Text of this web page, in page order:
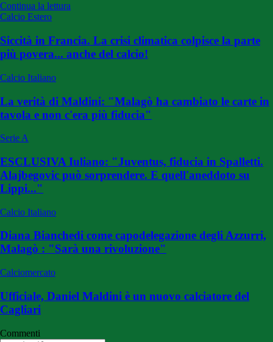
Continua la lettura
Calcio Estero
Siccità in Francia. La crisi climatica colpisce la parte
più povera... anche del calcio!
Calcio Italiano
La verità di Maldini: "Malagò ha cambiato le carte in
tavola e non c'era più fiducia"
Serie A
ESCLUSIVA Iuliano: "Juventus, fiducia in Spalletti.
Alajbegovic può sorprendere. E quell'aneddoto su
Lippi..."
Calcio Italiano
Diana Bianchedi come capodelegazione degli Azzurri,
Malagò : "Sarà una rivoluzione"
Calciomercato
Ufficiale, Daniel Maldini è un nuovo calciatore del
Cagliari
Commenti